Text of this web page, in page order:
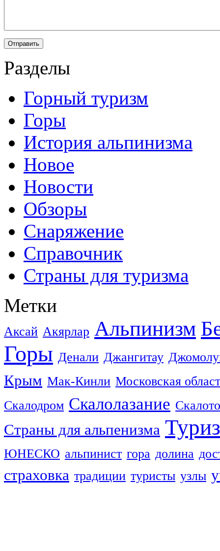
Разделы
Горный туризм
Горы
История альпинизма
Новое
Новости
Обзоры
Снаряжение
Справочник
Страны для туризма
Метки
Аксай Акярлар Альпинизм
Горы Денали Джангитау
Крым Мак-Кинли Московская
Скалодром Скалолазание
Страны для альпенизма
ЮНЕСКО альпинист гора долина
страховка традиции туристы узлы